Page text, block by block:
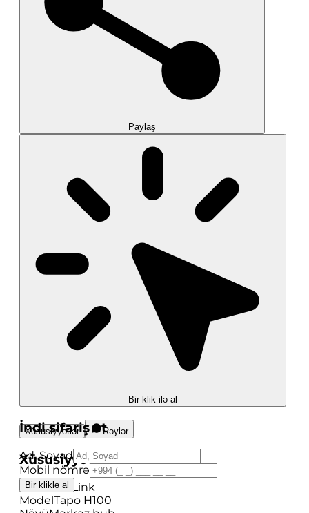
Paylaş
Bir klik ilə al
İndi sifariş et
Ad, Soyad
Mobil nömrə
Bir kliklə al
Xüsusiyyətlər Rəylər
Xüsusiyyətlər
BrendTP-Link
ModelTapo H100